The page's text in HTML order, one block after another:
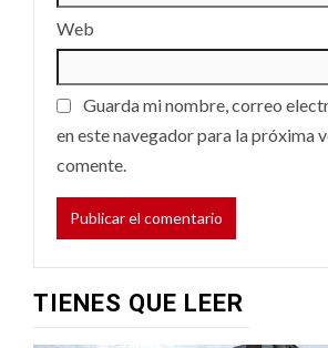
Web
Guarda mi nombre, correo
en este navegador para la próxima
comente.
TIENES QUE LEER